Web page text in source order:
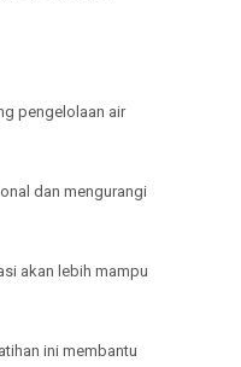
pengelolaan air
dan mengurangi
akan lebih mampu
ini membantu